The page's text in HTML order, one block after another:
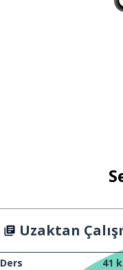
Uzaktan Çalışma
Ders 41